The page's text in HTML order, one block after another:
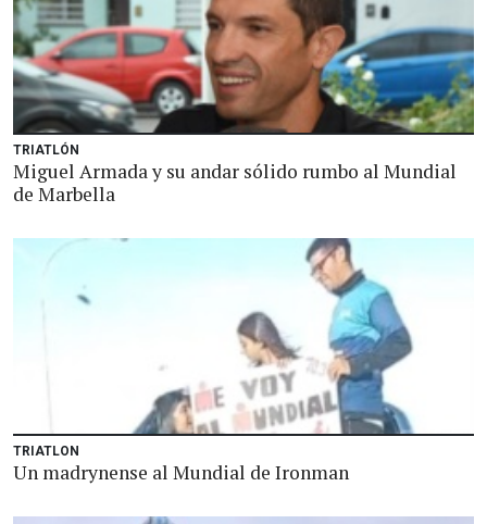
TRIATLÓN
Miguel Armada y su andar sólido rumbo al Mundial
de Marbella
TRIATLON
Un madrynense al Mundial de Ironman